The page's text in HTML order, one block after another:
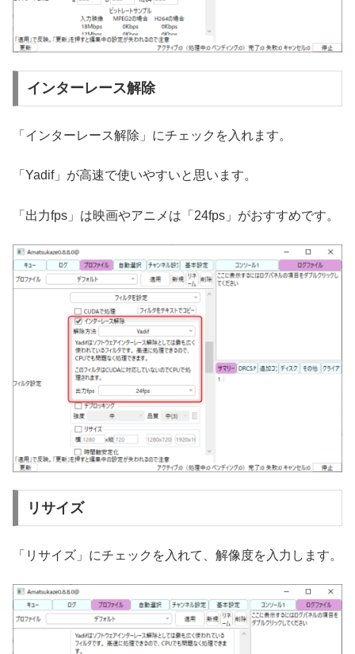
インターレース解除
「インターレース解除」にチェックを入れます。
「Yadif」が高速で使いやすいと思います。
「出力fps」は映画やアニメは「24fps」がおすすめです。
リサイズ
「リサイズ」にチェックを入れて、解像度を入力します。